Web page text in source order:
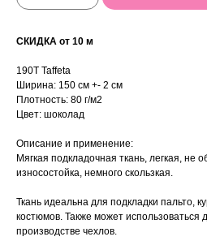
СКИДКА от 10 м
190T Taffeta
Ширина: 150 см +- 2 см
Плотность: 80 г/м2
Цвет: шоколад
Описание и применение:
Мягкая подкладочная ткань, легкая, не
износостойка, немного скользкая.
Ткань идеальна для подкладки пальто,
костюмов. Также может использоваться
производстве чехлов.